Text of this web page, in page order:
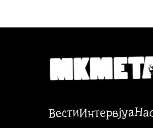
ВестиИнтервјуа